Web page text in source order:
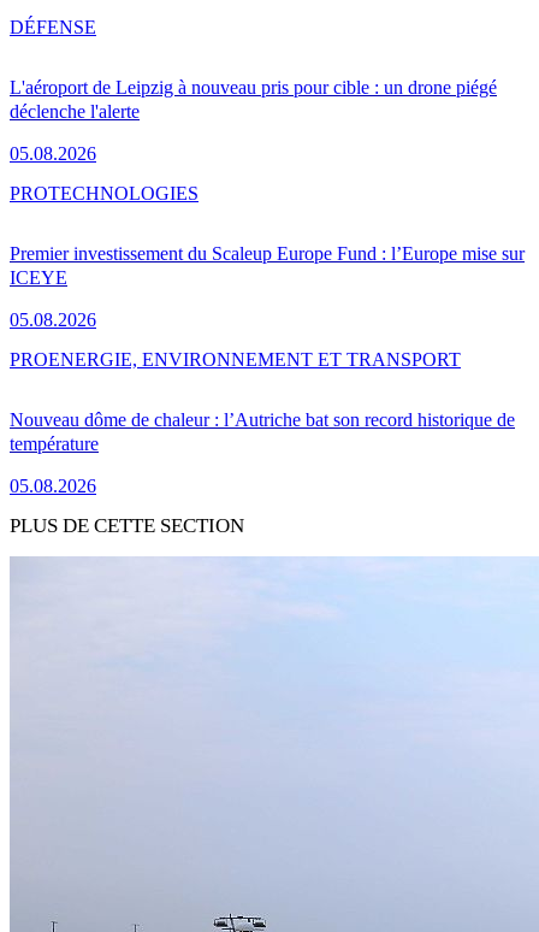
L'aéroport de Leipzig à nouveau pris pour cible : un drone piégé
déclenche l'alerte
05.08.2026
DÉFENSE
Premier investissement du Scaleup Europe Fund : l’Europe mise sur
ICEYE
05.08.2026
PROTECHNOLOGIES
Nouveau dôme de chaleur : l’Autriche bat son record historique de
température
05.08.2026
PROENERGIE, ENVIRONNEMENT ET TRANSPORT
PLUS DE CETTE SECTION